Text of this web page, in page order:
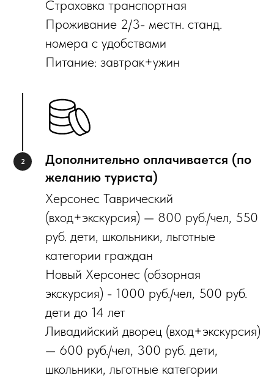
Страховка транспортная
Проживание 2/3- местн. станд.
номера с удобствами
Питание: завтрак+ужин
Дополнительно оплачивается (по
желанию туриста)
Х‌ерсонес Таврический
(вход+экскурсия) — 800 руб./чел, 550
руб. дети, школьники, льготные
категории граждан
Новый Херсонес (обзорная
экскурсия) - 1000 руб./чел, 500 руб.
дети до 14 лет
‌Ливадийский дворец (вход+экскурсия)
— 600 руб./чел, 300 руб. дети,
школьники, льготные категории